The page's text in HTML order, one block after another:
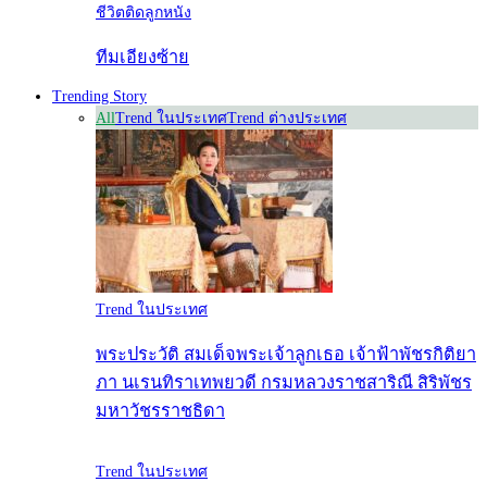
ชีวิตติดลูกหนัง
ทีมเอียงซ้าย
Trending Story
AllTrend ในประเทศTrend ต่างประเทศ
Trend ในประเทศ
พระประวัติ สมเด็จพระเจ้าลูกเธอ เจ้าฟ้าพัชรกิติยา
ภา นเรนทิราเทพยวดี กรมหลวงราชสาริณี สิริพัชร
มหาวัชรราชธิดา
Trend ในประเทศ